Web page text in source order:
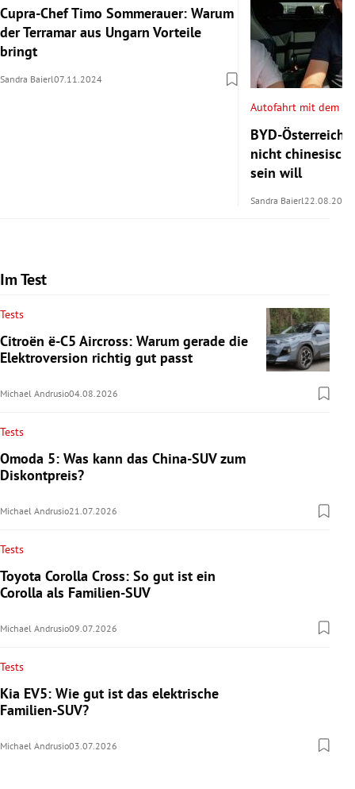
Cupra-Chef Timo Sommerauer: Warum
der Terramar aus Ungarn Vorteile
bringt
Sandra Baierl07.11.2024
Autofahrt mit dem
BYD-Österreich-
nicht
sein will
Sandra Baierl22.08.2024
Im Test
Tests
Citroën ë-C5 Aircross: Warum gerade die
Elektroversion richtig gut passt
Michael Andrusio04.08.2026
Tests
Omoda 5: Was kann das China-SUV zum
Diskontpreis?
Michael Andrusio21.07.2026
Tests
Toyota Corolla Cross: So gut ist ein
Corolla als Familien-SUV
Michael Andrusio09.07.2026
Tests
Kia EV5: Wie gut ist das elektrische
Familien-SUV?
Michael Andrusio03.07.2026